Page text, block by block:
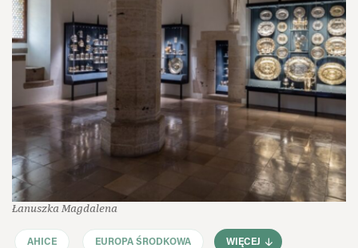
Łanuszka Magdalena
AHICE EUROPA ŚRODKOWA WIĘCEJ